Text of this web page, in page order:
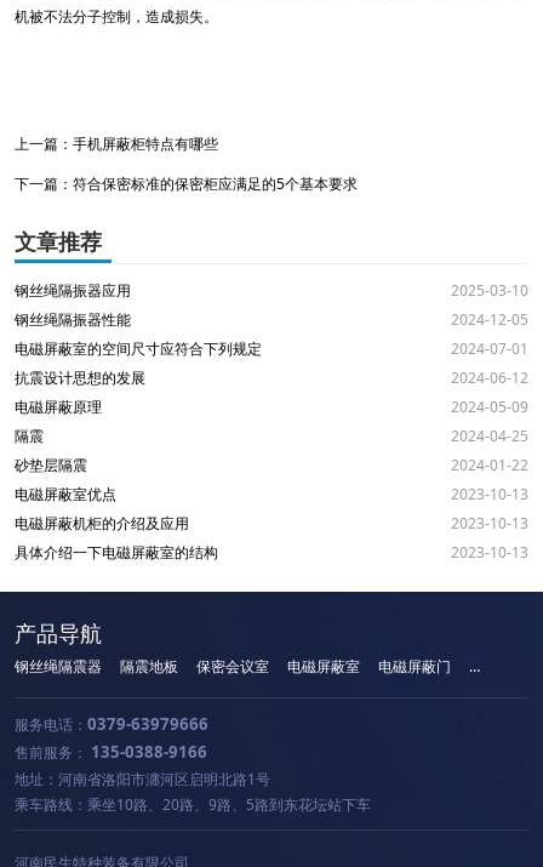
机被不法分子控制，造成损失。
上一篇： 手机屏蔽柜特点有哪些
下一篇： 符合保密标准的保密柜应满足的5个基本要求
文章推荐
钢丝绳隔振器应用
2025-03-10
钢丝绳隔振器性能
2024-12-05
电磁屏蔽室的空间尺寸应符合下列规定
2024-07-01
抗震设计思想的发展
2024-06-12
电磁屏蔽原理
2024-05-09
隔震
2024-04-25
砂垫层隔震
2024-01-22
电磁屏蔽室优点
2023-10-13
电磁屏蔽机柜的介绍及应用
2023-10-13
具体介绍一下电磁屏蔽室的结构
2023-10-13
产品导航
钢丝绳隔震器 隔震地板 保密会议室 电磁屏蔽室 电磁屏蔽门 手机屏蔽柜
服务电话： 0379-63979666
售前服务： 135-0388-9166
地址：河南省洛阳市瀍河区启明北路1号
乘车路线：乘坐10路、20路、9路、5路到东花坛站下车